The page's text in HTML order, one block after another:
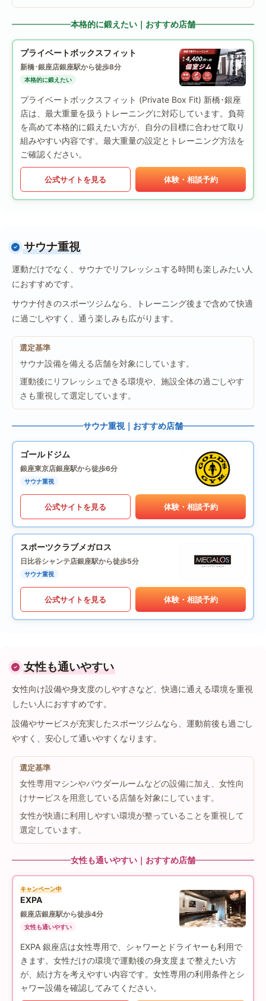
本格的に鍛えたい｜おすすめ店舗
プライベートボックスフィット
新橋･銀座店銀座駅から徒歩8分
本格的に鍛えたい
プライベートボックスフィット (Private Box Fit) 新橋･銀座
店は、最大重量を扱うトレーニングに対応しています。負荷
を高めて本格的に鍛えたい方が、自分の目標に合わせて取り
組みやすい内容です。最大重量の設定とトレーニング方法を
ご確認ください。
公式サイトを見る 体験・相談予約
サウナ重視
運動だけでなく、サウナでリフレッシュする時間も楽しみたい人
におすすめです。
サウナ付きのスポーツジムなら、トレーニング後まで含めて快適
に過ごしやすく、通う楽しみも広がります。
選定基準
サウナ設備を備える店舗を対象にしています。
運動後にリフレッシュできる環境や、施設全体の過ごしやす
さも重視して選定しています。
サウナ重視｜おすすめ店舗
ゴールドジム
銀座東京店銀座駅から徒歩6分
サウナ重視
公式サイトを見る 体験・相談予約
スポーツクラブメガロス
日比谷シャンテ店銀座駅から徒歩5分
サウナ重視
公式サイトを見る 体験・相談予約
女性も通いやすい
女性向け設備や身支度のしやすさなど、快適に通える環境を重視
したい人におすすめです。
設備やサービスが充実したスポーツジムなら、運動前後も過ごし
やすく、安心して通いやすくなります。
選定基準
女性専用マシンやパウダールームなどの設備に加え、女性向
けサービスを用意している店舗を対象にしています。
女性が快適に利用しやすい環境が整っていることを重視して
選定しています。
女性も通いやすい｜おすすめ店舗
キャンペーン中
EXPA
銀座店銀座駅から徒歩4分
女性も通いやすい
EXPA 銀座店は女性専用で、シャワーとドライヤーも利用で
きます。女性だけの環境で運動後の身支度まで整えたい方
が、続け方を考えやすい内容です。女性専用の利用条件とシ
ャワー設備を確認してみてください。